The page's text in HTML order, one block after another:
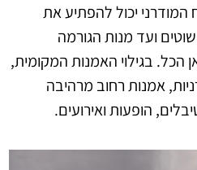
יכול להפתיע את
ועד מנות הגורמה
בגילוי האמנות המקומית,
אמנות רחוב מרהיבה
הופעות ואירועים.